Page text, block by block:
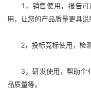
1，销售使用，报告可
用，让您的产品质量更具说
2，投标竞标使用，检测
3，研发使用，帮助企业
品质量等。